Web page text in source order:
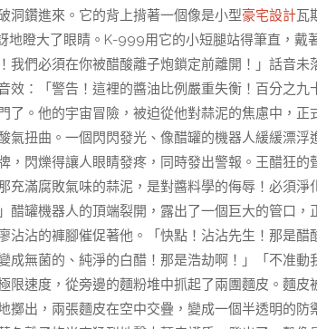
洞鑽進來。它的背上揹著一個像是小型豪宅設計瓦
瞪大了眼睛。K-999用它的小短腿站得筆直，戴
我們必須在你被醋酸離子炮鎖定前離開！」話音
效：「警告！這裡的醬油比例嚴重失衡！百分之
了。他的宇宙冒險，被迫從他對蒜泥的焦慮中，
氣扭曲。一個閃閃發光、像醋罐的機器人緩緩漂浮
，閃爍得讓人眼睛發疼，同時發出警報。王醋狂的
充滿腐敗氣味的蒜泥，是對醬料學的侮辱！必須
醋罐機器人的頂端裂開，露出了一個巨大的管口
沾沾的褲腳催促著他。「快點！沾沾先生！那是
成無菌的、純淨的白醋！那是浩劫啊！」「不准
限速度，從旁邊的麵粉堆中抓起了兩團麵皮。麵
擲出，兩張麵皮在空中交疊，變成一個半透明的